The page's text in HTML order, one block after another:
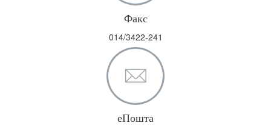
Факс
014/3422-241
еПошта